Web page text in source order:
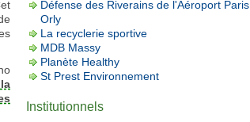
Défense des Riverains de l'Aéroport Paris
Orly
La recyclerie sportive
MDB Massy
Planète Healthy
St Prest Environnement
Institutionnels